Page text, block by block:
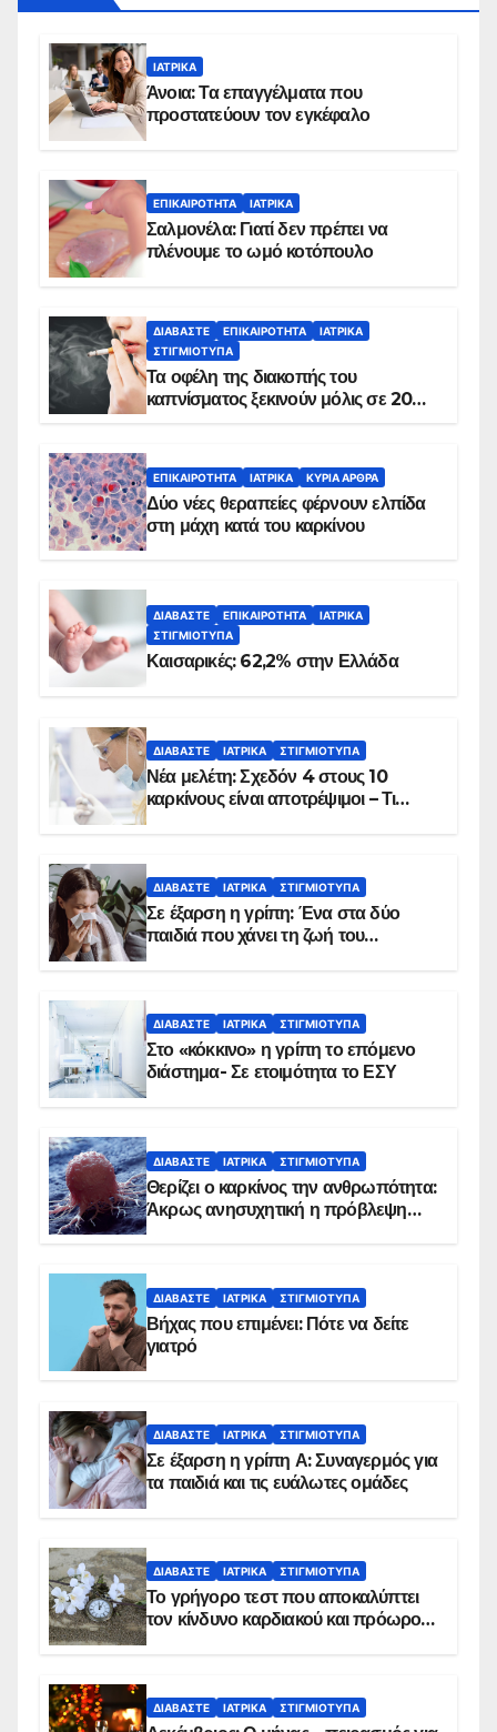
ΙΑΤΡΙΚΆ
Άνοια: Τα επαγγέλματα που
προστατεύουν τον εγκέφαλο
ΕΠΙΚΑΙΡΌΤΗΤΑ ΙΑΤΡΙΚΆ
Σαλμονέλα: Γιατί δεν πρέπει να
πλένουμε το ωμό κοτόπουλο
ΔΙΑΒΆΣΤΕ ΕΠΙΚΑΙΡΌΤΗΤΑ
ΙΑΤΡΙΚΆ
ΣΤΙΓΜΙΌΤΥΠΑ
Τα οφέλη της διακοπής του
καπνίσματος ξεκινούν μόλις σε 20
ΕΠΙΚΑΙΡΌΤΗΤΑ ΙΑΤΡΙΚΆ ΚΥΡΙΑ ΑΡΘΡΑ
Δύο νέες θεραπείες φέρνουν ελπίδα
στη μάχη κατά του καρκίνου
ΔΙΑΒΆΣΤΕ ΕΠΙΚΑΙΡΌΤΗΤΑ
ΙΑΤΡΙΚΆ
ΣΤΙΓΜΙΌΤΥΠΑ
Καισαρικές: 62,2% στην Ελλάδα
ΔΙΑΒΆΣΤΕ ΙΑΤΡΙΚΆ ΣΤΙΓΜΙΌΤΥΠΑ
Νέα μελέτη: Σχεδόν 4 στους 10
καρκίνους είναι αποτρέψιμοι – Τι
ΔΙΑΒΆΣΤΕ ΙΑΤΡΙΚΆ ΣΤΙΓΜΙΌΤΥΠΑ
Σε έξαρση η γρίπη: Ένα στα δύο
παιδιά που χάνει τη ζωή του
ΔΙΑΒΆΣΤΕ ΙΑΤΡΙΚΆ ΣΤΙΓΜΙΌΤΥΠΑ
Στο «κόκκινο» η γρίπη το επόμενο
διάστημα- Σε ετοιμότητα το ΕΣΥ
ΔΙΑΒΆΣΤΕ ΙΑΤΡΙΚΆ ΣΤΙΓΜΙΌΤΥΠΑ
Θερίζει ο καρκίνος την ανθρωπότητα:
Άκρως ανησυχητική η πρόβλεψη…
ΔΙΑΒΆΣΤΕ ΙΑΤΡΙΚΆ ΣΤΙΓΜΙΌΤΥΠΑ
Βήχας που επιμένει: Πότε να δείτε
γιατρό
ΔΙΑΒΆΣΤΕ ΙΑΤΡΙΚΆ ΣΤΙΓΜΙΌΤΥΠΑ
Σε έξαρση η γρίπη Α: Συναγερμός για
τα παιδιά και τις ευάλωτες ομάδες
ΔΙΑΒΆΣΤΕ ΙΑΤΡΙΚΆ ΣΤΙΓΜΙΌΤΥΠΑ
Το γρήγορο τεστ που αποκαλύπτει
τον κίνδυνο καρδιακού και πρόωρου
ΔΙΑΒΆΣΤΕ ΙΑΤΡΙΚΆ ΣΤΙΓΜΙΌΤΥΠΑ